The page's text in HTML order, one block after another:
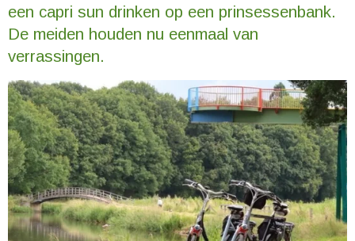
een capri sun drinken op een prinsessenbank.
De meiden houden nu eenmaal van
verrassingen.